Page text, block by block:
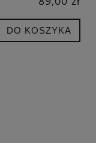
DO KOSZYKA